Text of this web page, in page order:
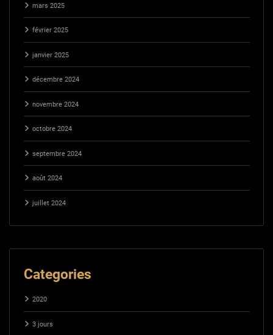
mars 2025
février 2025
janvier 2025
décembre 2024
novembre 2024
octobre 2024
septembre 2024
août 2024
juillet 2024
Categories
2020
3 jours